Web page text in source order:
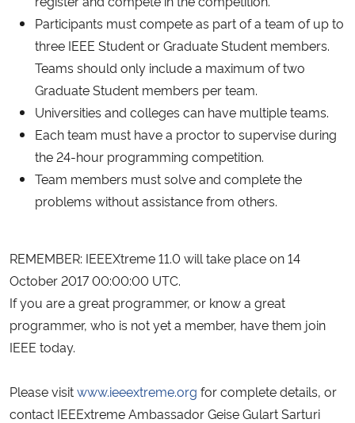
Gabinete de Segurança Institucional
Advocacia-Geral da União
Banco Central do Brasil
Planalto
Participants must compete as part of a team of up to
three IEEE Student or Graduate Student members.
Teams should only include a maximum of two
Graduate Student members per team.
Universities and colleges can have multiple teams.
Each team must have a proctor to supervise during
the 24-hour programming competition.
Team members must solve and complete the
problems without assistance from others.
REMEMBER: IEEEXtreme 11.0 will take place on14
October 2017 00:00:00 UTC.
If you are a great programmer, or know a great
programmer, who is not yet a member, have them join
IEEE today.
Please visitwww.ieeextreme.org for complete details, or
contact IEEExtreme Ambassador Geise Gulart Sarturi